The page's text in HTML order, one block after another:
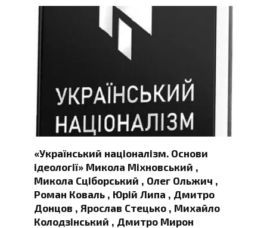
«Український націоналізм. Основи
ідеології» Микола Міхновський ,
Микола Сціборський , Олег Ольжич ,
Роман Коваль , Юрій Липа , Дмитро
Донцов , Ярослав Стецько , Михайло
Колодзінський , Дмитро Мирон